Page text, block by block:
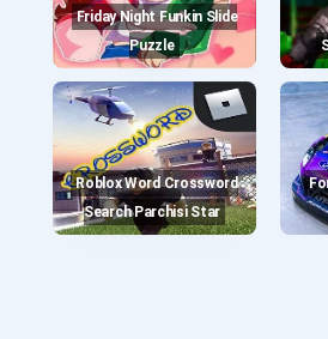
Friday Night Funkin Slide
Puzzle
Roblox Word Crossword
Search Parchisi Star
Ford Puma Hybrid Rally